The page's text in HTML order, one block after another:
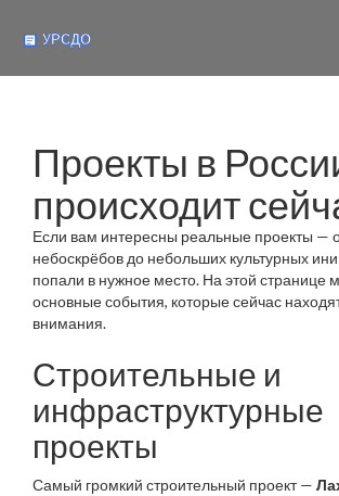
Проекты в
происходит
Если вам интересны реальные проекты —
небоскрёбов до небольших культурных
попали в нужное место. На этой странице
основные события, которые сейчас
внимания.
Строительные и
инфраструктурные
проекты
Самый громкий строительный проект —